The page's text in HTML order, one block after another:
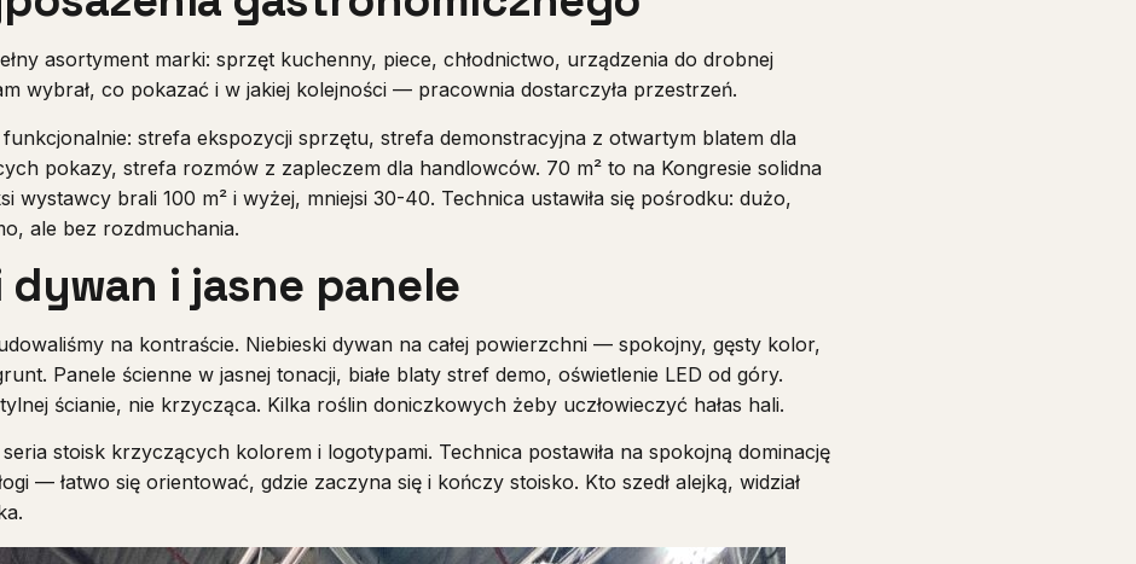
asortyment marki: sprzęt kuchenny, piece, chłodnictwo, urządzenia do drobnej
wybrał, co pokazać i w jakiej kolejności — pracownia dostarczyła przestrzeń.
funkcjonalnie: strefa ekspozycji sprzętu, strefa demonstracyjna z otwartym blatem dla
pokazy, strefa rozmów z zapleczem dla handlowców. 70 m² to na Kongresie solidna
wystawcy brali 100 m² i wyżej, mniejsi 30-40. Technica ustawiła się pośrodku: dużo,
ale bez rozdmuchania.
dywan i jasne panele
na kontraście. Niebieski dywan na całej powierzchni — spokojny, gęsty kolor,
Panele ścienne w jasnej tonacji, białe blaty stref demo, oświetlenie LED od góry.
ścianie, nie krzycząca. Kilka roślin doniczkowych żeby uczłowieczyć hałas hali.
stoisk krzyczących kolorem i logotypami. Technica postawiła na spokojną dominację
— łatwo się orientować, gdzie zaczyna się i kończy stoisko. Kto szedł alejką, widział